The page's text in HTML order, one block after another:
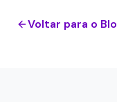
Voltar para o